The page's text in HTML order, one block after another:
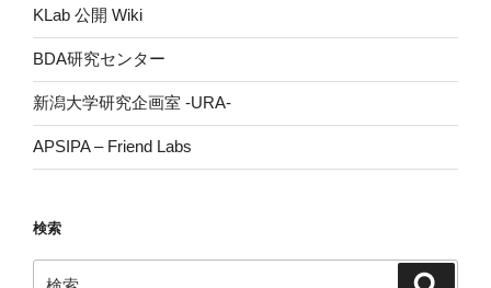
KLab 公開 Wiki
BDA研究センター
新潟大学研究企画室 -URA-
APSIPA – Friend Labs
検索